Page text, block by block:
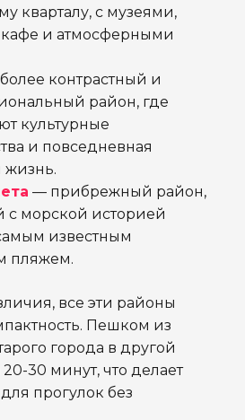
кварталу, с музеями,
и атмосферными
контрастный и
район, где
культурные
и повседневная
жизнь.
— прибрежный район,
с морской историей
известным
пляжем.
все эти районы
Пешком из
города в другой
30 минут, что делает
прогулок без